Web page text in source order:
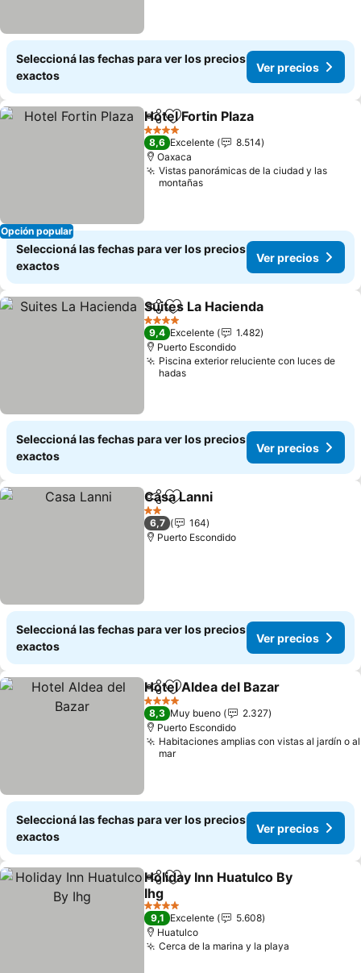
Seleccioná las fechas para ver los precios
exactos
Ver precios
Opción popular
CompartirAñadir a favoritos
Hotel Fortin Plaza
4 Estrellas
8,6 Excelente
8.514
Oaxaca
Vistas panorámicas de la ciudad y las
montañas
Seleccioná las fechas para ver los precios
exactos
Ver precios
CompartirAñadir a favoritos
Suites La Hacienda
4 Estrellas
9,4 Excelente
1.482
Puerto Escondido
Piscina exterior reluciente con luces de
hadas
Seleccioná las fechas para ver los precios
exactos
Ver precios
CompartirAñadir a favoritos
Casa Lanni
2 Estrellas
6,7
164
Puerto Escondido
Seleccioná las fechas para ver los precios
exactos
Ver precios
CompartirAñadir a favoritos
Hotel Aldea del Bazar
4 Estrellas
8,3 Muy bueno
2.327
Puerto Escondido
Habitaciones amplias con vistas al jardín o al
mar
Seleccioná las fechas para ver los precios
exactos
Ver precios
CompartirAñadir a favoritos
Holiday Inn Huatulco By
Ihg
4 Estrellas
9,1 Excelente
5.608
Huatulco
Cerca de la marina y la playa